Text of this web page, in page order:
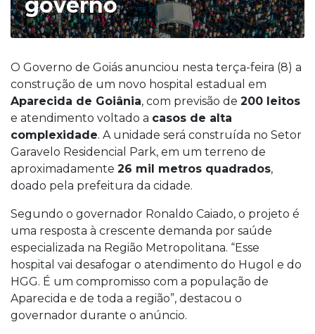
governo
O Governo de Goiás anunciou nesta terça-feira (8) a
construção de um novo hospital estadual em
Aparecida de Goiânia, com previsão de 200 leitos
e atendimento voltado a casos de alta
complexidade. A unidade será construída no Setor
Garavelo Residencial Park, em um terreno de
aproximadamente 26 mil metros quadrados,
doado pela prefeitura da cidade.
Segundo o governador Ronaldo Caiado, o projeto é
uma resposta à crescente demanda por saúde
especializada na Região Metropolitana. “Esse
hospital vai desafogar o atendimento do Hugol e do
HGG. É um compromisso com a população de
Aparecida e de toda a região”, destacou o
governador durante o anúncio.